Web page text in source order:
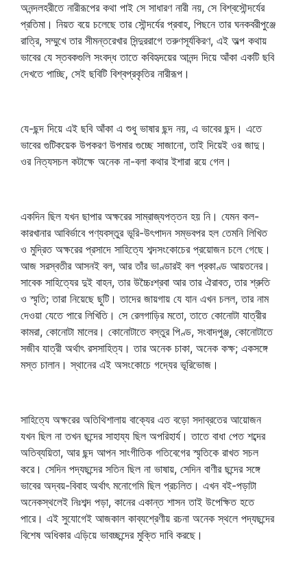
অনন্দলহরীতে নারীরূপের কথা পাই সে সাধারণ নারী নয়, সে বিশ্বসৌন্দর্যের
প্রতিমা। নিয়ত বয়ে চলেছে তার সৌন্দর্যের প্রবাহ, পিছনে তার ঘনকবরীপুঞ্জে
রাত্রি, সম্মুখে তার সীমন্তরেখার সিন্দুররাগে তরুণসূর্যকিরণ, এই অল্প কথায়
ভাবের যে স্তবকগুলি সংবদ্ধ তাতে কবিহৃদয়ের আনন্দ দিয়ে আঁকা একটি ছবি
দেখতে পাচ্ছি, সেই ছবিটি বিশ্বপ্রকৃতির নারীরূপ।
যে-ছন্দ দিয়ে এই ছবি আঁকা এ শুধু ভাষার ছন্দ নয়, এ ভাবের ছন্দ। এতে
ভাবের গুটিকয়েক উপকরণ উপমার গুচ্ছে সাজানো, তাই দিয়েই ওর জাদু।
ওর নিত্যসচল কটাক্ষে অনেক না-বলা কথার ইশারা রয়ে গেল।
একদিন ছিল যখন ছাপার অক্ষরের সাম্রাজ্যপত্তন হয় নি। যেমন কল-
কারখানার আবির্ভাবে পণ্যবস্তুর ভূরি-উৎপাদন সম্ভবপর হল তেমনি লিখিত
ও মুদ্রিত অক্ষরের প্রসাদে সাহিত্যে শব্দসংকোচের প্রয়োজন চলে গেছে।
আজ সরস্বতীর আসনই বল, আর তাঁর ভাণ্ডারই বল প্রকাণ্ড আয়তনের।
সাবেক সাহিত্যের দুই বাহন, তার উচ্চৈঃশ্রবা আর তার ঐরাবত, তার শ্রুতি
ও স্মৃতি; তারা নিয়েছে ছুটি। তাদের জায়গায় যে যান এখন চলল, তার নাম
দেওয়া যেতে পারে লিখিতি। সে রেলগাড়ির মতো, তাতে কোনোটা যাত্রীর
কামরা, কোনোটা মালের। কোনোটাতে বস্তুর পিণ্ড, সংবাদপুঞ্জ, কোনোটাতে
সজীব যাত্রী অর্থাৎ রসসাহিত্য। তার অনেক চাকা, অনেক কক্ষ; একসঙ্গে
মস্ত চালান। স্থানের এই অসংকোচে গদ্যের ভূরিভোজ।
সাহিত্যে অক্ষরের অতিথিশালায় বাক্যের এত বড়ো সদাব্রতের আয়োজন
যখন ছিল না তখন ছন্দের সাহায্য ছিল অপরিহার্য। তাতে বাধা পেত শব্দের
অতিব্যয়িতা, আর ছন্দ আপন সাংগীতিক গতিবেগের স্মৃতিকে রাখত সচল
করে। সেদিন পদ্যছন্দের সতিন ছিল না ভাষায়, সেদিন বাণীর ছন্দের সঙ্গে
ভাবের অদ্বয়-বিবাহ অর্থাৎ মনোগেমি ছিল প্রচলিত। এখন বই-পড়াটা
অনেকস্থলেই নিঃশব্দ পড়া, কানের একান্ত শাসন তাই উপেক্ষিত হতে
পারে। এই সুযোগেই আজকাল কাব্যশ্রেণীয় রচনা অনেক স্থলে পদ্যছন্দের
বিশেষ অধিকার এড়িয়ে ভাবচ্ছন্দের মুক্তি দাবি করছে।